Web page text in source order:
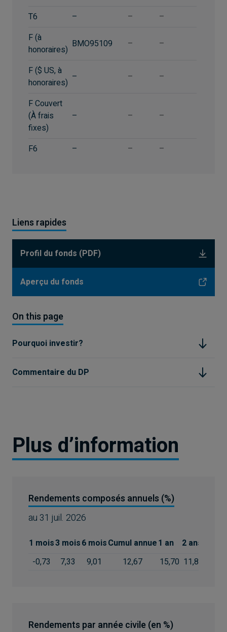
Liens rapides
Profil du fonds (PDF)
Aperçu du fonds
On this page
Pourquoi investir?
Commentaire du DP
T6 – –
–
F (à
honoraires) BMO95109 – –
F ($ US, à
honoraires) – – –
F Couvert
(À frais
fixes)
– – –
F6 – – –
Plus d’information
Rendements composés annuels (%)
au 31 juil. 2026
1 mois3 mois6 moisCumul annue1 an 2 ans
-0,73
7,33 9,01 12,67 15,70 11,84
Rendements par année civile (en %)